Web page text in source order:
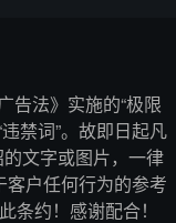
告法》实施的“极限
禁词”。故即日起凡
文字或图片，一律
户任何行为的参考
条约！感谢配合！